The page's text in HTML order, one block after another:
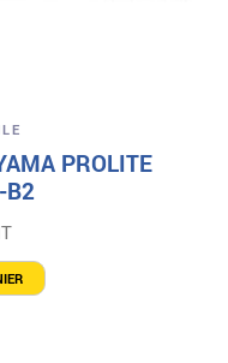
PROLITE
B2